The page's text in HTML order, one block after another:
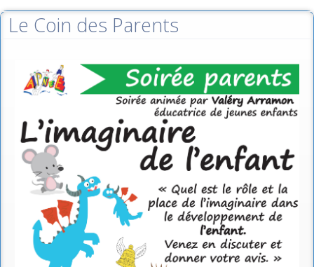
Le Coin des Parents